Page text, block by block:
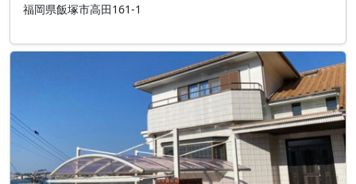
福岡県飯塚市高田161-1